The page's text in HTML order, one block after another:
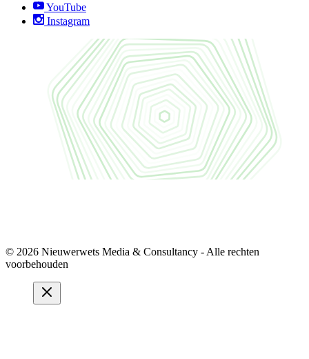
YouTube
Instagram
© 2026 Nieuwerwets Media & Consultancy - Alle rechten
voorbehouden